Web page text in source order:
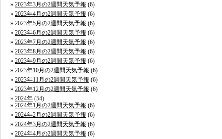
2023年3月の2週間天気予報 (6)
2023年4月の2週間天気予報 (6)
2023年5月の2週間天気予報 (6)
2023年6月の2週間天気予報 (6)
2023年7月の2週間天気予報 (6)
2023年8月の2週間天気予報 (6)
2023年9月の2週間天気予報 (6)
2023年10月の2週間天気予報 (6)
2023年11月の2週間天気予報 (6)
2023年12月の2週間天気予報 (6)
2024年 (54)
2024年1月の2週間天気予報 (6)
2024年2月の2週間天気予報 (6)
2024年3月の2週間天気予報 (6)
2024年4月の2週間天気予報 (6)